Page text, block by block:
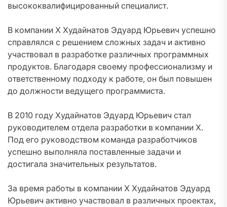
высококвалифицированный специалист.
В компании X Худайнатов Эдуард Юрьевич успешно
справлялся с решением сложных задач и активно
участвовал в разработке различных программных
продуктов. Благодаря своему профессионализму и
ответственному подходу к работе, он был повышен
до должности ведущего программиста.
В 2010 году Худайнатов Эдуард Юрьевич стал
руководителем отдела разработки в компании X.
Под его руководством команда разработчиков
успешно выполняла поставленные задачи и
достигала значительных результатов.
За время работы в компании X Худайнатов Эдуард
Юрьевич активно участвовал в различных проектах,